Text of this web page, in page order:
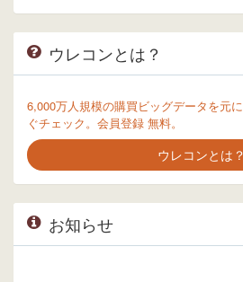
ウレコンとは？
6,000万人規模の購買ビッグデータを元
ぐチェック。会員登録 無料。
ウレコンとは？
お知らせ